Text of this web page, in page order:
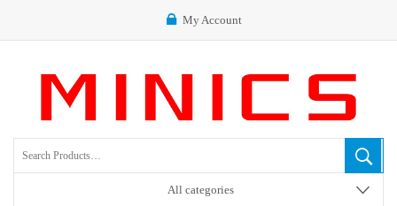
My Account
All categories